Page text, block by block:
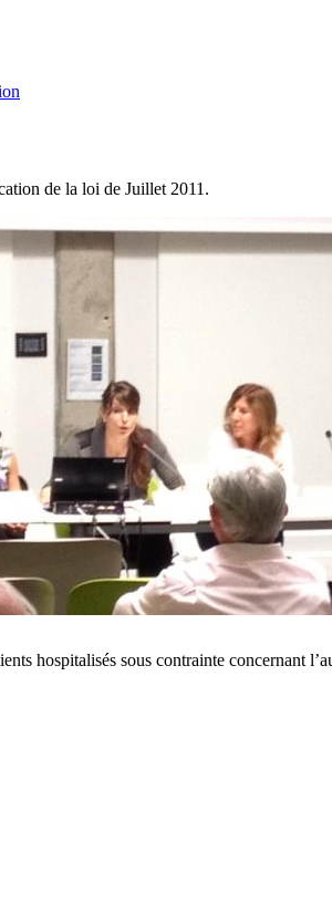
de la loi de Juillet 2011.
hospitalisés sous contrainte concernant